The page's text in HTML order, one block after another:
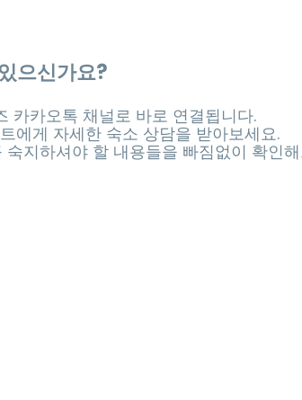
으신가요?
카카오톡 채널로 바로 연결됩니다.
에게 자세한 숙소 상담을 받아보세요.
지하셔야 할 내용들을 빠짐없이 확인